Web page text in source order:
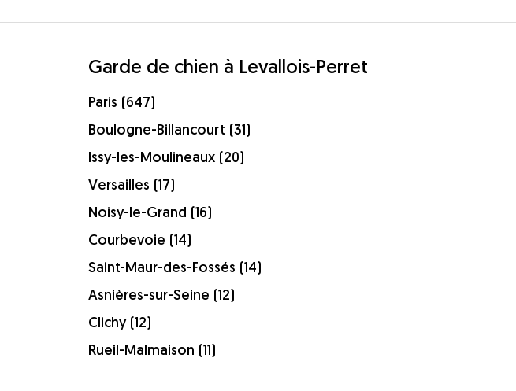
Garde de chien à Levallois-Perret
Paris (647)
Boulogne-Billancourt (31)
Issy-les-Moulineaux (20)
Versailles (17)
Noisy-le-Grand (16)
Courbevoie (14)
Saint-Maur-des-Fossés (14)
Asnières-sur-Seine (12)
Clichy (12)
Rueil-Malmaison (11)